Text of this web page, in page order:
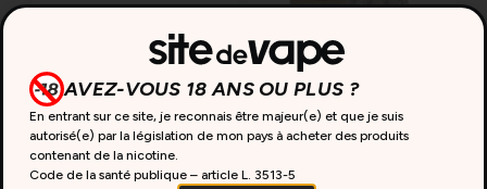
DOTBOX 220W V2
DOTMOD
79,90€
Ajouter au
panier
ON ATTEND VOS AVIS
DOTCOIL DOTMOD
15,50
Ajouter au
panier
ON ATTEND VOS AVIS
AVEZ-VOUS 18 ANS OU PLUS ?
En entrant sur ce site, je reconnais être majeur(e) et que je suis
autorisé(e) par la législation de mon pays à acheter des produits
contenant de la nicotine.
Code de la santé publique – article L. 3513-5